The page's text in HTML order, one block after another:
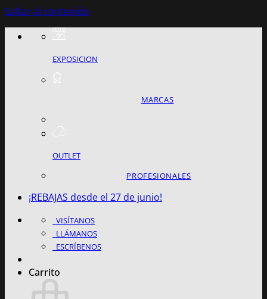
Saltar al contenido
EXPOSICION
MARCAS
OUTLET
PROFESIONALES
¡REBAJAS desde el 27 de junio!
VISÍTANOS
LLÁMANOS
ESCRÍBENOS
Carrito